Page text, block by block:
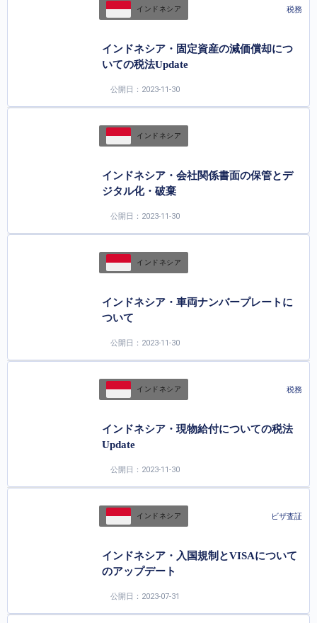
インドネシア 税務
インドネシア・固定資産の減価償却につ
いての税法Update
公開日：2023-11-30
インドネシア
インドネシア・会社関係書面の保管とデ
ジタル化・破棄
公開日：2023-11-30
インドネシア
インドネシア・車両ナンバープレートに
ついて
公開日：2023-11-30
インドネシア 税務
インドネシア・現物給付についての税法
Update
公開日：2023-11-30
インドネシア ビザ査証
インドネシア・入国規制とVISAについて
のアップデート
公開日：2023-07-31